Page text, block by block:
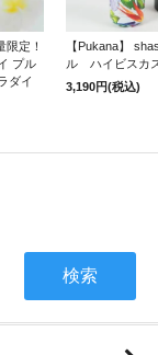
限定！
プル
ダイ
【Pukana】
ル ハイビスカ
3,190円(税込)
検索